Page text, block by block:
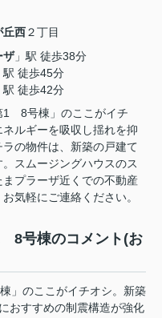
丘西２丁目
ザ」駅 徒歩38分
駅 徒歩45分
駅 徒歩42分
1 8号棟」のここがイチ
ルギーを吸収し揺れを抑
の物件は、新築の戸建て
スムージングハウスのス
プラーザ近くでの不動産
気軽にご連絡ください。
8号棟のコメント(お
」のここがイチオシ。新築
おすすめの制震構造が強化